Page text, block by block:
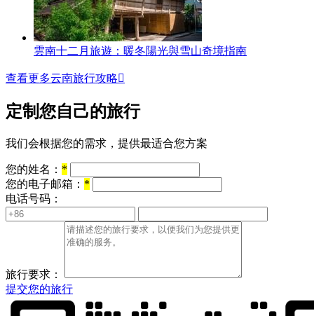
雲南十二月旅遊：暖冬陽光與雪山奇境指南
查看更多云南旅行攻略
定制您自己的旅行
我们会根据您的需求，提供最适合您方案
您的姓名： *
您的电子邮箱： *
电话号码：
旅行要求：
提交您的旅行